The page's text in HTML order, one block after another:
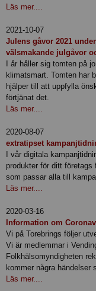
Läs mer....
2021-10-07
Julens gåvor 2021
välsmakande julgåvor
I år håller sig tomten på
klimatsmart. Tomten har
hjälper till att uppfylla
förtjänat det.
Läs mer....
2020-08-07
extratipset
I vår digitala
produkter för ditt
som passar alla till
Läs mer....
2020-03-16
Information om
Vi på Torebrings följer
Vi är medlemmar i
Folkhälsomyndigheten
kommer några händelser
Läs mer....